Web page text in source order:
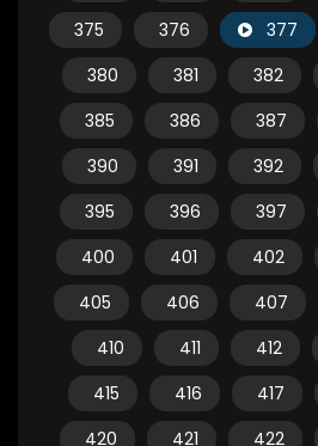
375
376 377
380
381 382
385
386 387
390
391 392
395
396 397
400
401 402
405
406 407
410
411 412
415
416 417
420
421 422